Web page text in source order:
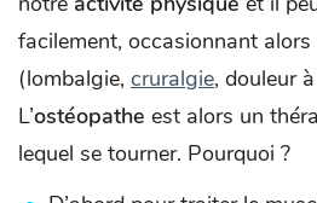
facilement, occasionnant alors
(lombalgie, cruralgie, douleur
L’ostéopathe est alors un
lequel se tourner. Pourquoi ?